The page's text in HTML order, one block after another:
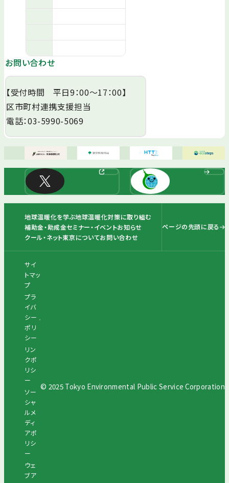
お問い合わせ
【受付時間 平日9：00～17：00】
区市町村連携支援担当
電話：03-5990-5069
地球温暖化を学ぶ地球温暖化対策に取り組む
補助金・助成金セミナー・イベントお知らせ
クール・ネット東京についてお問い合わせ
ページの先頭に戻る
サイ
トマッ
プ
プラ
イバ
シー
ポリ
シー
リン
クポ
リシ
ー
ソー
シャ
ルメ
ディ
アポ
リシ
ー
ウェ
ブア
© 2025 Tokyo Environmental Public Service Corporation